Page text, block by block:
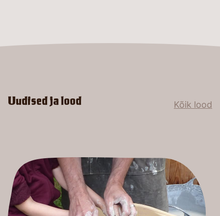
Uudised ja lood Kõik lood